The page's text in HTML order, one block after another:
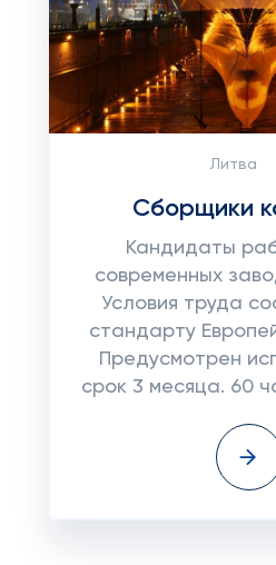
Литва
Сборщики
Кандидаты
современных
Условия труда
стандарту
Предусмотрен
срок 3 месяца. 60